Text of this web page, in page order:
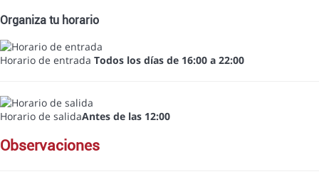
Organiza tu horario
Horario de entrada Todos los días de 16:00 a 22:00
Horario de salidaAntes de las 12:00
observaciones